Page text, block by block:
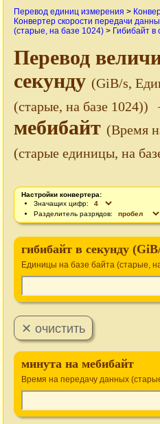
Перевод единиц измерения >
Конвертер скорости передачи
(старые, на базе 1024) > Гибибайт в
Перевод
секунду (GiB/s,
(старые, на базе 1024))
мебибайт (Время
(старые единицы, на
Настройки конвертера:
Значащих цифр:
Разделитель разрядов:
гибибайт в секунду
Единицы на базе байта (старые,
минута на мебибайт
Время на передачу данных